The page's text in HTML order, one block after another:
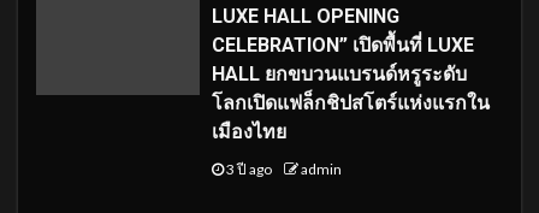
LUXE HALL OPENING
CELEBRATION” เปิดพื้นที่ LUXE
HALL ยกขบวนแบรนด์หรูระดับ
โลกเปิดแฟล็กชิปสโตร์แห่งแรกใน
เมืองไทย
3 ปี ago admin